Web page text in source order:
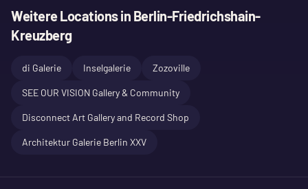
Weitere Locations in Berlin-Friedrichshain-
Kreuzberg
di Galerie Inselgalerie Zozoville
SEE OUR VISION Gallery & Community
Disconnect Art Gallery and Record Shop
Architektur Galerie Berlin XXV